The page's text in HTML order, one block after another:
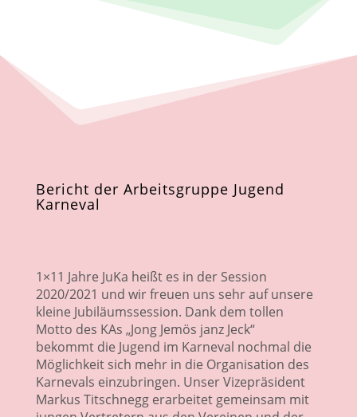
Bericht der Arbeitsgruppe Jugend
Karneval
1×11 Jahre JuKa heißt es in der Session
2020/2021 und wir freuen uns sehr auf unsere
kleine Jubiläumssession. Dank dem tollen
Motto des KAs „Jong Jemös janz Jeck“
bekommt die Jugend im Karneval nochmal die
Möglichkeit sich mehr in die Organisation des
Karnevals einzubringen. Unser Vizepräsident
Markus Titschnegg erarbeitet gemeinsam mit